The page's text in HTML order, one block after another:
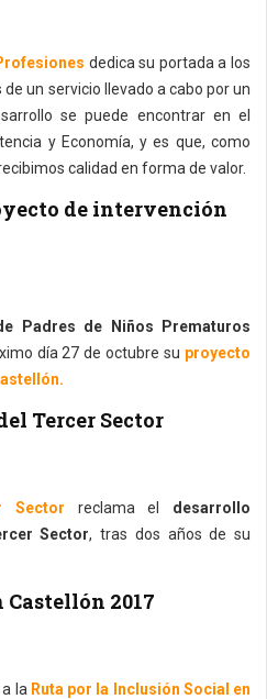
dedica su portada a los
un servicio llevado a cabo por un
se puede encontrar en el
y Economía, y es que, como
calidad en forma de valor.
de intervención
Padres de Niños Prematuros
día 27 de octubre su proyecto
Tercer Sector
Sector reclama el
desarrollo
Sector, tras dos años de su
2017
la Ruta por la Inclusión Social en